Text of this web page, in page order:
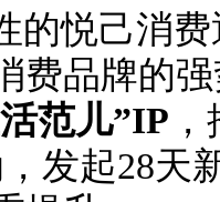
的悦己消
费品牌的
范儿”IP
发起28天